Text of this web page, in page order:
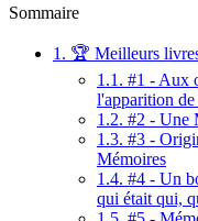
Sommaire
1. 🏆 Meilleurs
1.1. #1 - Aux
l'apparition
1.2. #2 - Une
1.3. #3 -
Mémoires
1.4. #4 - Un
qui était qui,